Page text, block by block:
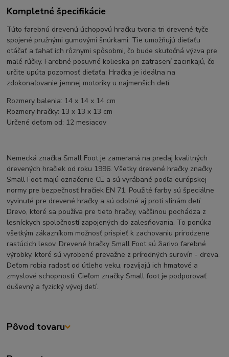
Kompletné špecifikácie
Túto farebnú drevenú úchopovú hračku tvoria tri drevené tyče
spojené pružnými gumovými šnúrkami. Tie umožňujú dieťaťu
otáčať a ťahať ich rôznymi spôsobmi, čo bude skutočná výzva pre
malé rúčky. Farebné posuvné kolieska pri zatrasení zacinkajú, čo
určite upúta pozornosť dieťaťa. Hračka je ideálna na
zdokonaľovanie jemnej motoriky u najmenších detí.
Rozmery balenia: 14 x 14 x 14 cm
Rozmery hračky: 13 x 13 x 13 cm
Určené deťom od: 12 mesiacov
Nemecká značka Small Foot je zameraná na predaj kvalitných
drevených hračiek od roku 1996. Všetky drevené hračky značky
Small Foot majú označenie CE a sú vyrábané podľa európskej
normy pre bezpečnosť hračiek EN 71. Použité farby sú špeciálne
vyvinuté pre drevené hračky a sú odolné aj proti slinám detí.
Drevo, ktoré sa používa pre tieto hračky, väčšinou pochádza z
lesníckych spoločností zapojených do zalesňovania. To ponúka
všetkým zákazníkom možnosť prispieť k zachovaniu prirodzene
rastúcich lesov. Drevené hračky Small Foot sú žiarivo farebné
výrobky, ktoré sú vyrobené prevažne z prírodných surovín - dreva.
Deťom robia radosť od útleho veku, rozvíjajú ich hmatové a
zmyslové schopnosti. Cieľom značky Small foot je podporovať
duševný a fyzický vývoj detí.
Pôvod tovaru